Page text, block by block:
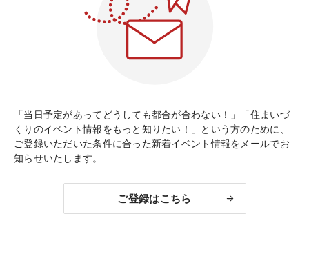
「当日予定があってどうしても都合が合わない！」「住まいづ
くりのイベント情報をもっと知りたい！」という方のために、
ご登録いただいた条件に合った新着イベント情報をメールでお
知らせいたします。
ご登録はこちら